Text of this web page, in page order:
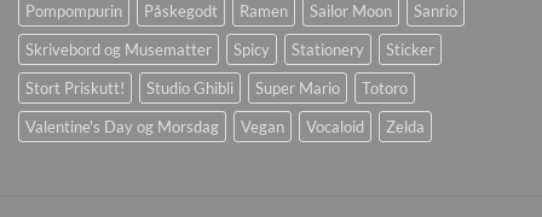
Pompompurin
Påskegodt Ramen Sailor Moon
Sanrio
Skrivebord og Musematter
Spicy Stationery
Sticker
Stort Priskutt!
Studio Ghibli Super Mario
Totoro
Valentine's Day og Morsdag
Vegan Vocaloid Zelda